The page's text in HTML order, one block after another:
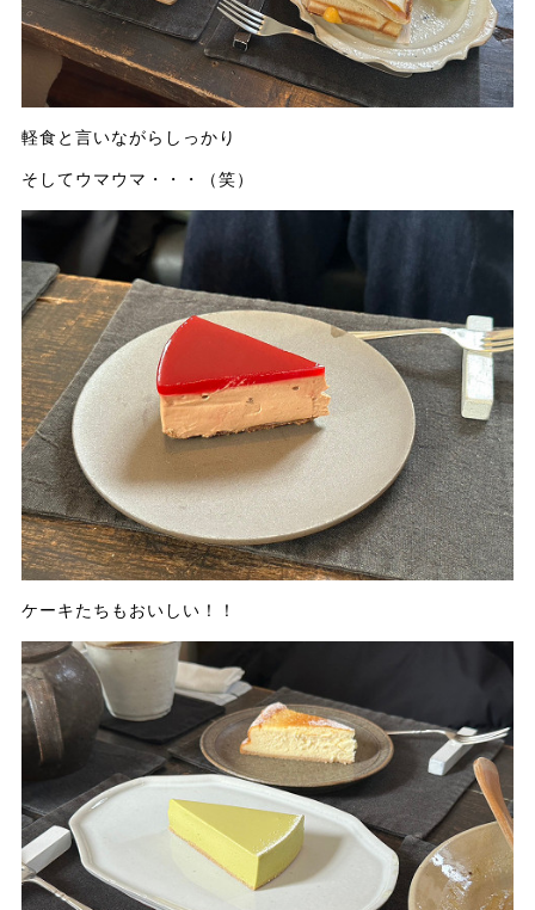
軽食と言いながらしっかり
そしてウマウマ・・・（笑）
ケーキたちもおいしい！！